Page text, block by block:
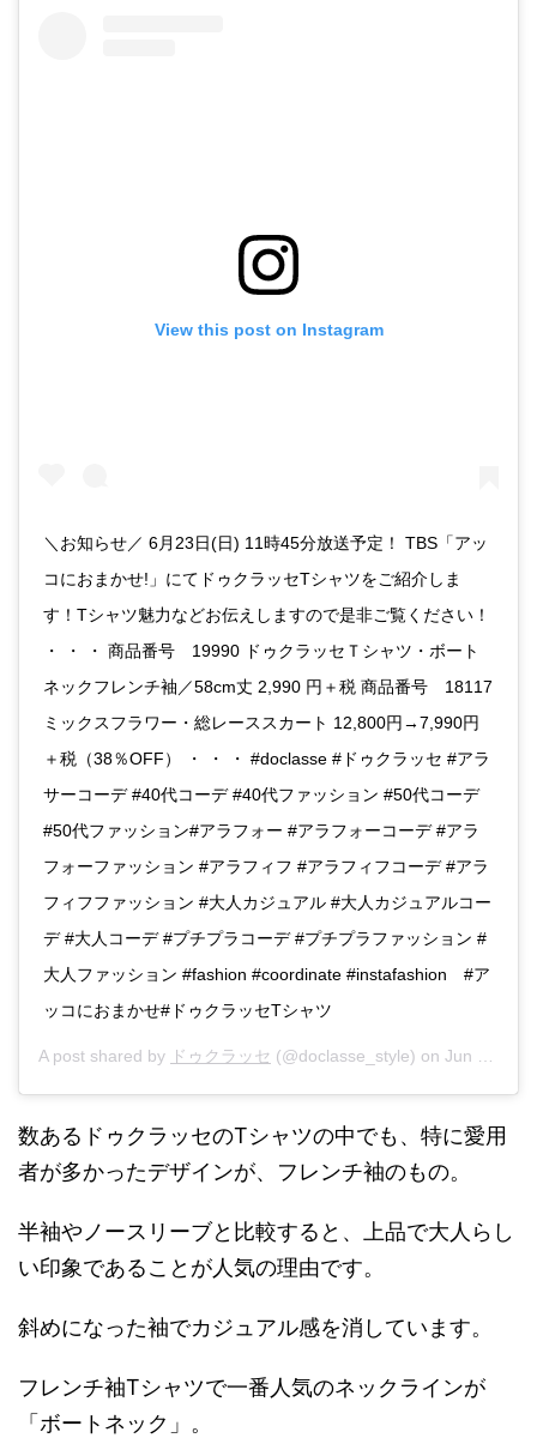
View this post on Instagram
＼お知らせ／ 6月23日(日) 11時45分放送予定！ TBS「アッ
コにおまかせ!」にてドゥクラッセTシャツをご紹介しま
す！Tシャツ魅力などお伝えしますので是非ご覧ください！
・ ・ ・ 商品番号 19990 ドゥクラッセＴシャツ・ボート
ネックフレンチ袖／58cm丈 2,990 円＋税 商品番号 18117
ミックスフラワー・総レーススカート 12,800円→7,990円
＋税（38％OFF） ・ ・ ・ #doclasse #ドゥクラッセ #アラ
サーコーデ #40代コーデ #40代ファッション #50代コーデ
#50代ファッション#アラフォー #アラフォーコーデ #アラ
フォーファッション #アラフィフ #アラフィフコーデ #アラ
フィフファッション #大人カジュアル #大人カジュアルコー
デ #大人コーデ #プチプラコーデ #プチプラファッション #
大人ファッション #fashion #coordinate #instafashion #ア
ッコにおまかせ#ドゥクラッセTシャツ
A post shared by ドゥクラッセ (@doclasse_style) on Jun 21, 2019 at 6:23pm PDT
数あるドゥクラッセのTシャツの中でも、特に愛用
者が多かったデザインが、フレンチ袖のもの。
半袖やノースリーブと比較すると、上品で大人らし
い印象であることが人気の理由です。
斜めになった袖でカジュアル感を消しています。
フレンチ袖Tシャツで一番人気のネックラインが
「ボートネック」。